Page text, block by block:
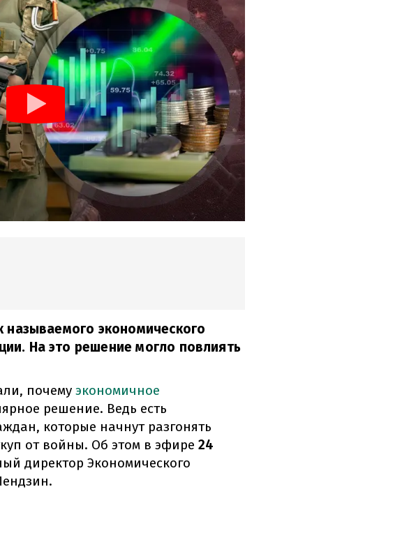
называемого экономического
На это решение могло повлиять
почему экономичное
решение. Ведь есть
которые начнут разгонять
от войны. Об этом в эфире 24
директор Экономического